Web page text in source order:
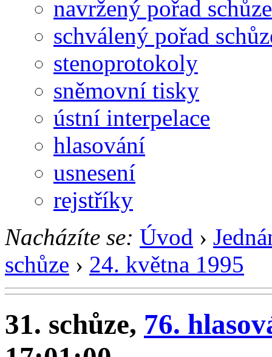
navržený pořad schůze
schválený pořad
stenoprotokoly
sněmovní tisky
ústní interpelace
hlasování
usnesení
rejstříky
Nacházíte se: Úvod ›
schůze › 24. května 1995
31. schůze, 76.